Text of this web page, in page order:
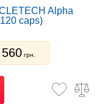
Alpha
caps)
грн.